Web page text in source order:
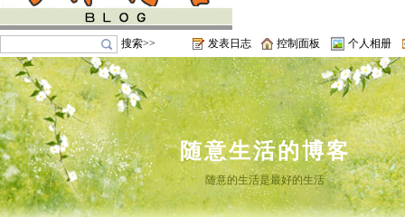
搜索>> 发表日志 控制面板 个人相册
随意生活的博客
随意的生活是最好的生活